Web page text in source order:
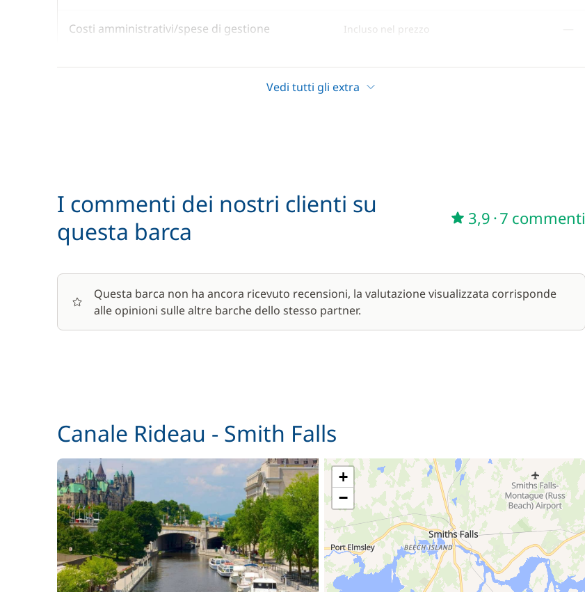
Costi amministrativi/spese di gestione Incluso nel prezzo
Lenzuola Incluso nel prezzo —
Noleggio Bici - Adulto / settimana
Pacchetto pulizia con prodotti bio 15,00 €
Sedia bebè
Wifi 59,50 €
/ settimana
Vedi tutti gli extra
I commenti dei nostri clienti su
questa barca
3,9 ·7 commenti
Questa barca non ha ancora ricevuto recensioni, la valutazione visualizzata corrisponde
alle opinioni sulle altre barche dello stesso partner.
Canale Rideau - Smith Falls
+
−